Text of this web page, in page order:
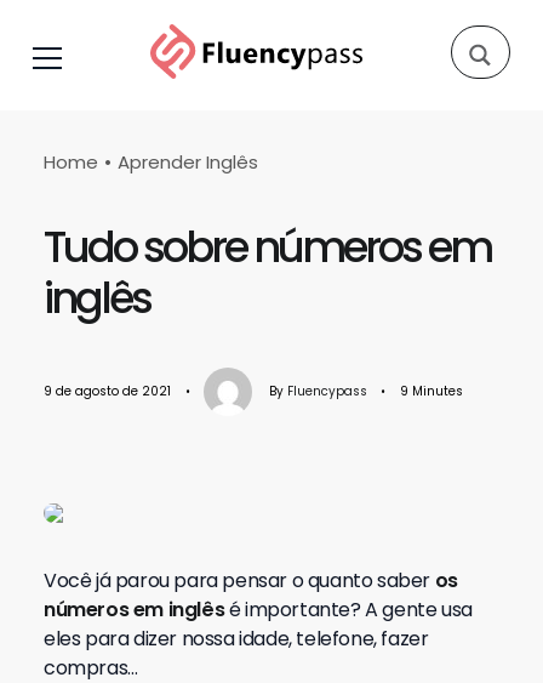
Home Aprender Inglês
Tudo sobre números em
inglês
9 de agosto de 2021 • By Fluencypass • 9 Minutes
Você já parou para pensar o quanto saber os
números em inglêsé importante? A gente usa
eles para dizer nossa idade, telefone, fazer
compras…